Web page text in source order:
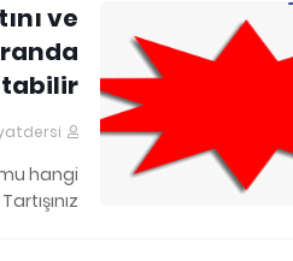
ve
hangi
…